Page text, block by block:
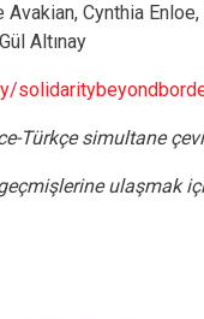
Avakian, Cynthia
Altınay
Türkçe simultane
ulaşmak